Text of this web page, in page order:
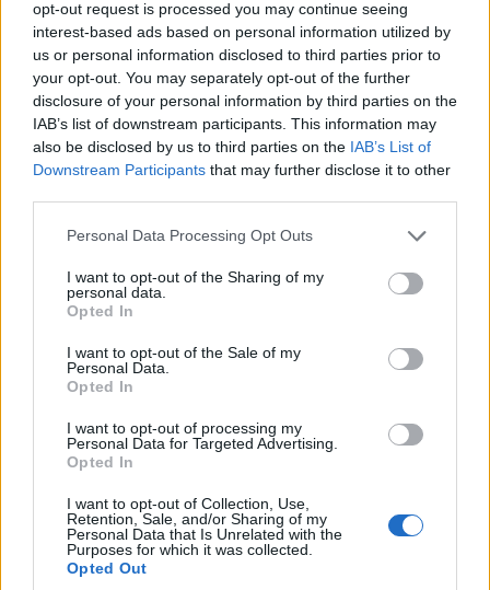
opt-out request is processed you may continue seeing
interest-based ads based on personal information utilized by
us or personal information disclosed to third parties prior to
your opt-out. You may separately opt-out of the further
disclosure of your personal information by third parties on the
IAB’s list of downstream participants. This information may
also be disclosed by us to third parties on the IAB’s List of
Downstream Participants that may further disclose it to other
Please note that this website/app uses one or more Google
not limited to your visit or usage behaviour. You may click to
grant or deny consent to Google and its third-party tags to
use your data for below specified purposes in below Google
consent section.
Personal Data Processing Opt Outs
I want to opt-out of the Sharing of my
personal data.
Opted In
I want to opt-out of the Sale of my
Personal Data.
Opted In
I want to opt-out of processing my
Personal Data for Targeted Advertising.
Opted In
I want to opt-out of Collection, Use,
Retention, Sale, and/or Sharing of my
Personal Data that Is Unrelated with the
Purposes for which it was collected.
Opted Out
για να έρθετε σε επαφή µε την φύση, κάνοντας
βόλτες στο βουνό ή στη θάλασσα…
Σε αυτό το γραφικό χωριό απολαύστε
ακαταµάχητες νοστιµιές στις φηµισµένες ταβέρνες
στην Αγόριανη για εξαιρετικό φαγητό
µαγαζάκια της µε παραδοσιακά καλούδια! Οι value
γουστόζικους παραδοσιακούς ξενώνες και σαλέ-
όσο και στο πεδίο της εστίασης, σας εξασφαλίζουν
µια αξέχαστη εµπειρία απόδρασης! Στο ίδιο µήκος
κύµατος, το Πολύδροσο έχει αποκτήσει τα
τελευταία χρόνια πολύ αξιόλογες τουριστικές
υποδοµές µε προσεγµένους ξενώνες και αποτελεί
µια ωραία εναλλακτική για ένα ξεκούραστο